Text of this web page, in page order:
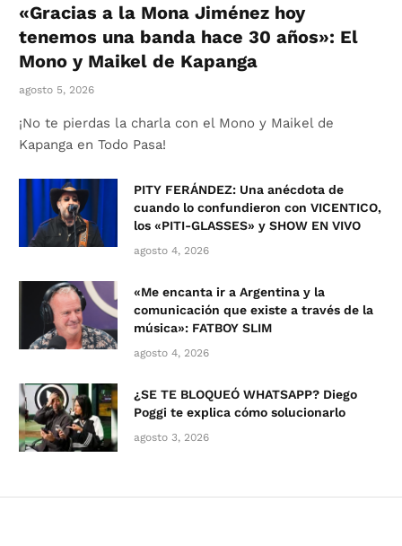
«Gracias a la Mona Jiménez hoy
tenemos una banda hace 30 años»: El
Mono y Maikel de Kapanga
agosto 5, 2026
¡No te pierdas la charla con el Mono y Maikel de
Kapanga en Todo Pasa!
PITY FERÁNDEZ: Una anécdota de
cuando lo confundieron con VICENTICO,
los «PITI-GLASSES» y SHOW EN VIVO
agosto 4, 2026
«Me encanta ir a Argentina y la
comunicación que existe a través de la
música»: FATBOY SLIM
agosto 4, 2026
¿SE TE BLOQUEÓ WHATSAPP? Diego
Poggi te explica cómo solucionarlo
agosto 3, 2026